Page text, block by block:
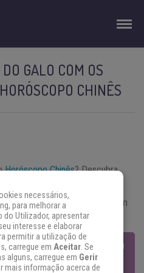
GALO COM OS
CHINÊS
Horóscopo Chinês? Descubra
os demais signos chineses.
é forte e quais os que geram
CHINÊS 2017 – O ANO
GALO
necessários,
para melhorar a
do Utilizador, apresentar
interesse e elaborar
permitir a utilização de
carregue em Aceitar. Se
alguns, carregue em Gerir
mais informação acerca de